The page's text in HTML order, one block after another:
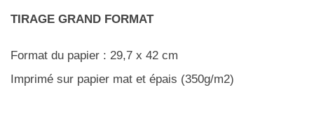
TIRAGE GRAND FORMAT
Format du papier : 29,7 x 42 cm
Imprimé sur papier mat et épais (350g/m2)